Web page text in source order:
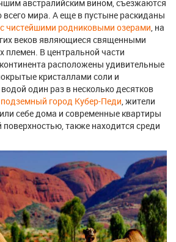
австралийским вином, съезжаются
мира. А еще в пустыне раскиданы
чистейшими родниковыми озерами , на
веков являющиеся священными
племен. В центральной части
расположены удивительные
кристаллами соли и
один раз в несколько десятков
подземный город Кубер-Педи , жители
себе дома и современные квартиры
поверхностью, также находится среди